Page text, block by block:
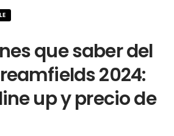
que saber del
2024:
up y precio de